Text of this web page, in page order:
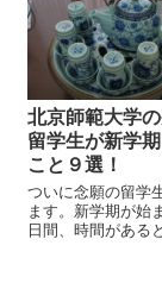
国です。不安なこ
す。語学を磨く以
北京師範大学の
留学生が新学
こと９選！
ついに念願の留学
ます。新学期が始
日間、時間がある